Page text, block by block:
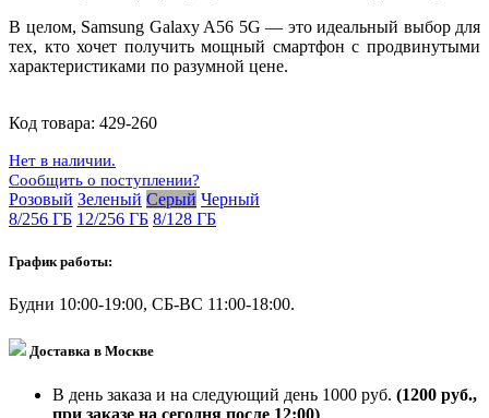
В целом, Samsung Galaxy A56 5G — это идеальный выбор для
тех, кто хочет получить мощный смартфон с продвинутыми
характеристиками по разумной цене.
Код товара: 429-260
Нет в наличии.
Сообщить о поступлении?
Розовый Зеленый Серый Черный
8/256 ГБ 12/256 ГБ 8/128 ГБ
График работы:
Будни 10:00-19:00, СБ-ВС 11:00-18:00.
Доставка в Москве
В день заказа и на следующий день 1000 руб. (1200 руб.,
при заказе на сегодня после 12:00).